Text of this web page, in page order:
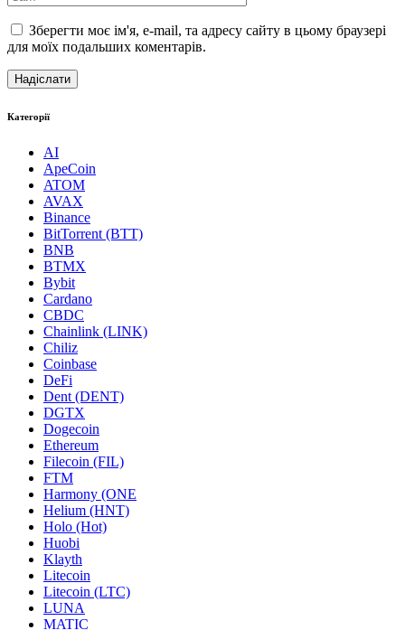
Зберегти моє ім'я, e-mail, та адресу сайту в цьому браузері
для моїх подальших коментарів.
Категорії
AI
ApeCoin
ATOM
AVAX
Binance
BitTorrent (BTT)
BNB
BTMX
Bybit
Cardano
CBDC
Chainlink (LINK)
Chiliz
Coinbase
DeFi
Dent (DENT)
DGTX
Dogecoin
Ethereum
Filecoin (FIL)
FTM
Harmony (ONE
Helium (HNT)
Holo (Hot)
Huobi
Klayth
Litecoin
Litecoin (LTC)
LUNA
MATIC